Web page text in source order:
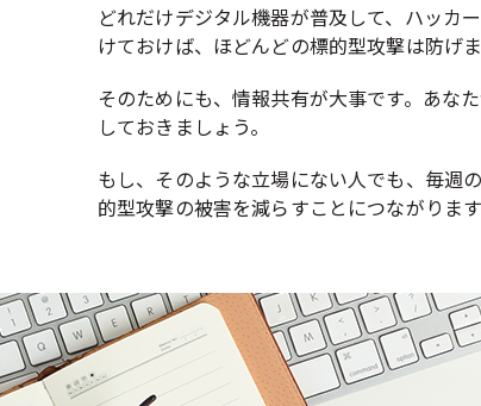
どれだけデジタル機器が普及して、ハッカ
けておけば、ほどんどの標的型攻撃は防げま
そのためにも、情報共有が大事です。あな
しておきましょう。
もし、そのような立場にない人でも、毎週
的型攻撃の被害を減らすことにつながります